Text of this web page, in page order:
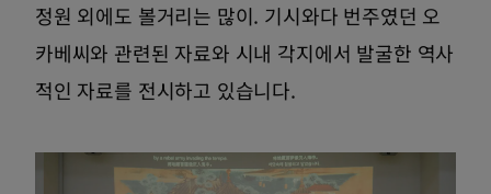
정원 외에도 볼거리는 많이. 기시와다 번주였던 오
카베씨와 관련된 자료와 시내 각지에서 발굴한 역사
적인 자료를 전시하고 있습니다.